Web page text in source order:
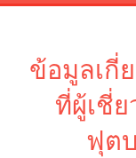
ข้อมูลเกี่
ที่ผู้เชี่
ฟุต